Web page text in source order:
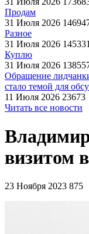
Продам
31 Июля 2026
Разное
31 Июля 2026 145331
Куплю
31 Июля 2026
Обращение
стало темой для
11 Июля 2026 23673
Читать все новости
визитом
23 Ноября 2023 875